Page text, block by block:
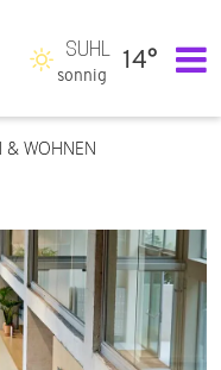
SUHL
sonnig
14°
& WOHNEN